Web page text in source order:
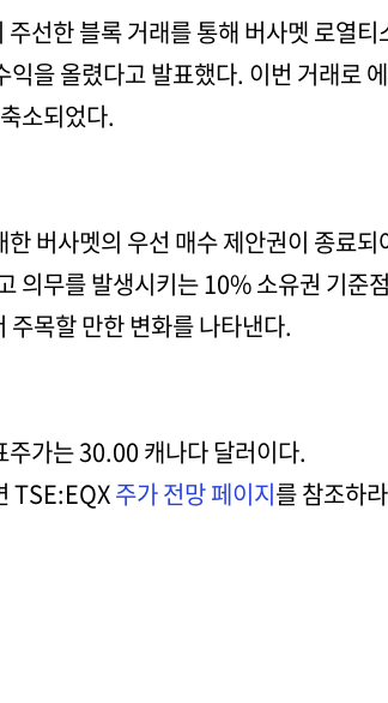
선한 블록 거래를 통해 버사멧 로열
을 올렸다고 발표했다. 이번 거래로
소되었다.
버사멧의 우선 매수 제안권이 종료
의무를 발생시키는 10% 소유권 기준
목할 만한 변화를 나타낸다.
주가는 30.00 캐나다 달러이다.
TSE:EQX주가 전망 페이지를 참조하